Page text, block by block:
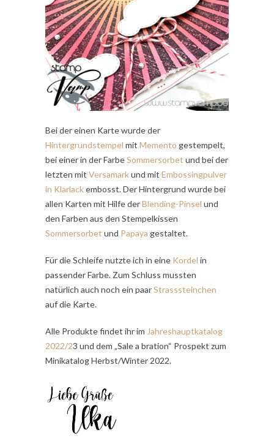
Bei der einen Karte wurde der
Hintergrundstempel mit Memento gestempelt,
bei einer in der FarbeSommersorbet und bei der
letzten mit Versamarkund mit Embossingpulver
in Klarlackembosst. Der Hintergrund wurde bei
allen Karten mit Hilfe derBlending-Pinsel und
den Farben aus den Stempelkissen
Sommersorbet und Papaya gestaltet.
Für die Schleife nutzte ich in eine Kordel in
passender Farbe. Zum Schluss mussten
natürlich auch noch ein paarStrasssteinchen
auf die Karte.
Alle Produkte findet ihr im Jahreshauptkatalog
2022/23 und dem „Sale a bration“ Prospekt zum
Minikatalog Herbst/Winter 2022.